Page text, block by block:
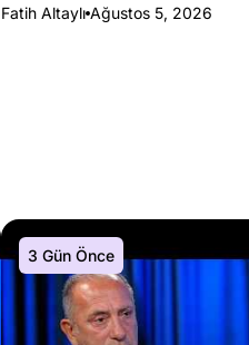
Fatih Altaylı Ağustos 5, 2026
3 Gün Önce